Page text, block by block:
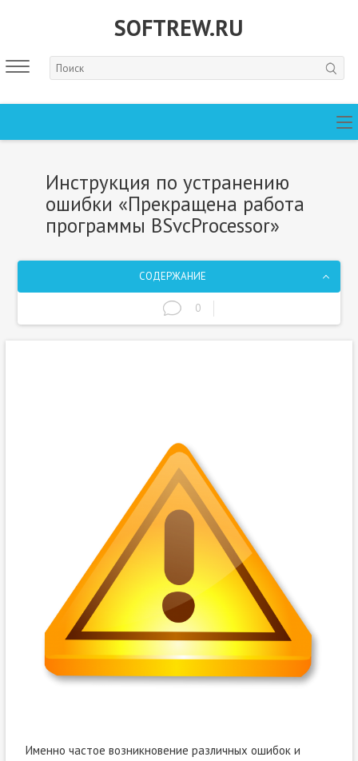
SOFTREW.RU
Инструкция по устранению
ошибки «Прекращена работа
программы BSvcProcessor»
СОДЕРЖАНИЕ
0
Именно частое возникновение различных ошибок и